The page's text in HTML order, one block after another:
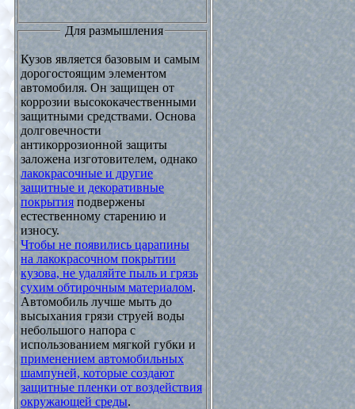
Для размышления
Кузов является базовым и самым
дорогостоящим элементом
автомобиля. Он защищен от
коррозии высококачественными
защитными средствами. Основа
долговечности
антикоррозионной защиты
заложена изготовителем, однако
лакокрасочные и другие
защитные и декоративные
покрытия подвержены
естественному старению и
износу.
Чтобы не появились царапины
на лакокрасочном покрытии
кузова, не удаляйте пыль и грязь
сухим обтирочным материалом.
Автомобиль лучше мыть до
высыхания грязи струей воды
небольшого напора с
использованием мягкой губки и
применением автомобильных
шампуней, которые создают
защитные пленки от воздействия
окружающей среды.